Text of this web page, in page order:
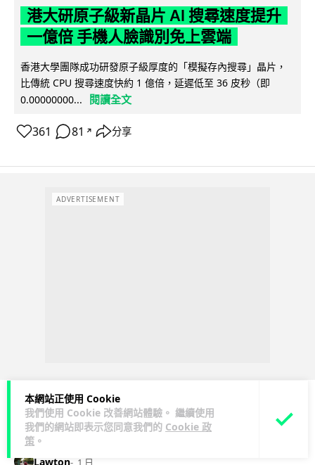
本網站正使用 Cookie
我們使用 Cookie 改善網站體驗。 繼續使用
我們的網站即表示您同意我們的 Cookie 政
策 。
港大研原子級新晶片 AI 搜尋速度提升
一億倍 手機人臉識別免上雲端
香港大學團隊成功研發原子級厚度的「模擬存內搜尋」晶片，
比傳統 CPU 搜尋速度快約 1 億倍，延遲低至 36 皮秒（即
0.00000000...
閱讀全文
361 81 ↗ 分享
ADVERTISEMENT
科技娛樂 生活科技 旅遊
Lawton 1 日